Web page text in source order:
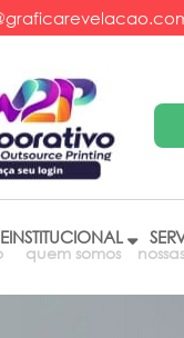
INSTITUCIONAL
quem somos